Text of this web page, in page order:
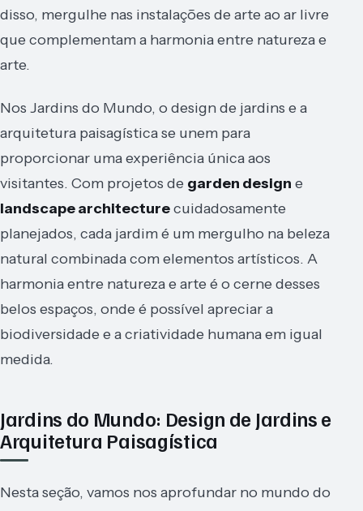
disso, mergulhe nas instalações de arte ao ar livre
que complementam a harmonia entre natureza e
arte.
Nos Jardins do Mundo, o design de jardins e a
arquitetura paisagística se unem para
proporcionar uma experiência única aos
visitantes. Com projetos de garden design e
landscape architecturecuidadosamente
planejados, cada jardim é um mergulho na beleza
natural combinada com elementos artísticos. A
harmonia entre natureza e arte é o cerne desses
belos espaços, onde é possível apreciar a
biodiversidade e a criatividade humana em igual
medida.
Jardins do Mundo: Design de Jardins e
Arquitetura Paisagística
Nesta seção, vamos nos aprofundar no mundo do